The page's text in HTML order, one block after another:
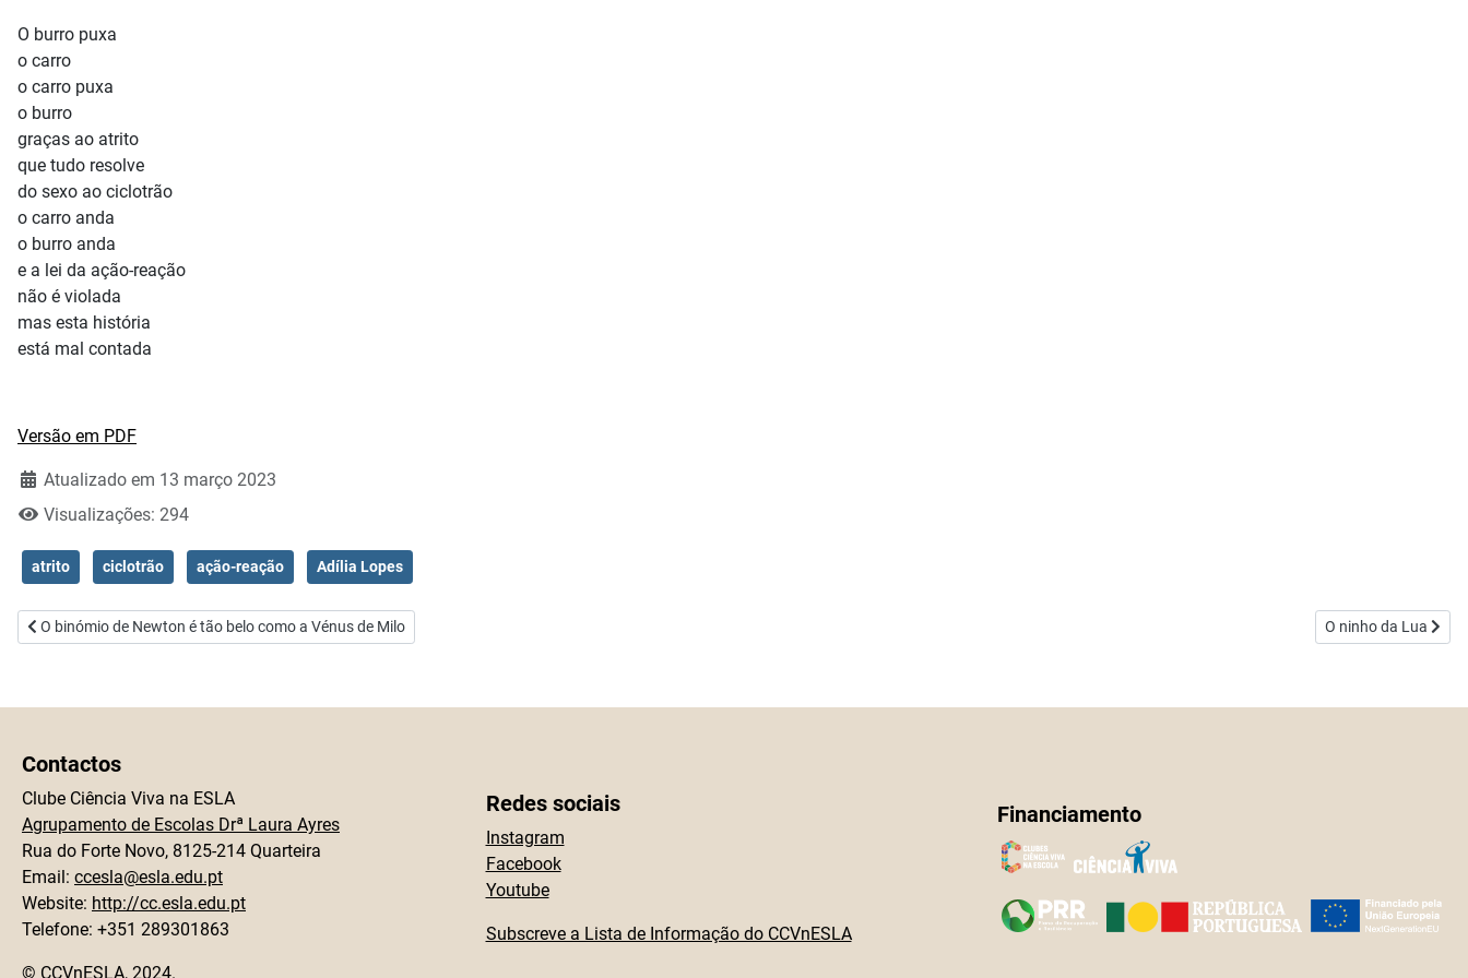
O burro puxa
o carro
o carro puxa
o burro
graças ao atrito
que tudo resolve
do sexo ao ciclotrão
o carro anda
o burro anda
e a lei da ação­-reação
não é violada
mas esta história
está mal contada
Versão em PDF
Atualizado em 13 março 2023
Visualizações: 294
atrito ciclotrão ação-reação Adília Lopes
Artigo anterior: O binómio de Newton é tão belo como a Vénus de Milo
O binómio de Newton é tão belo como a Vénus de Milo Artigo seguinte: O
O ninho da Lua
Contactos
Clube Ciência Viva na ESLA
Agrupamento de Escolas Drª Laura Ayres
Rua do Forte Novo, 8125-214 Quarteira
Email: ccesla@esla.edu.pt
Website: http://cc.esla.edu.pt
Telefone: +351 289301863
© CCVnESLA, 2024.
Redes sociais
Instagram
Facebook
Youtube
Subscreve a Lista de Informação do CCVnESLA
Financiamento